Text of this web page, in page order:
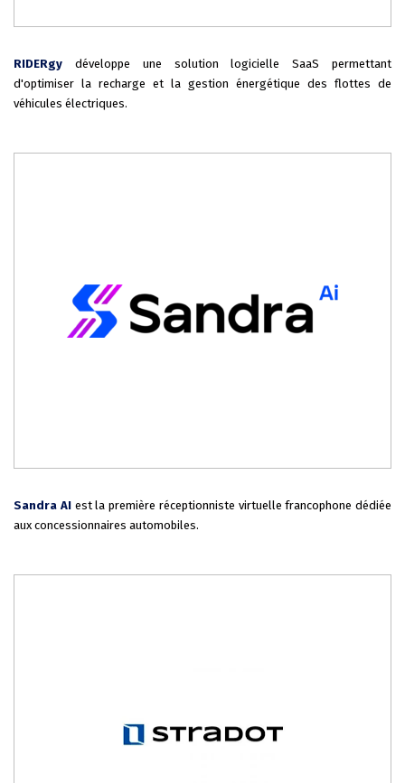
RIDERgy
développe une solution logicielle SaaS permettant
d'optimiser la recharge et la gestion énergétique des flottes de
véhicules électriques.
Sandra AI est la première réceptionniste virtuelle francophone dédiée
aux concessionnaires automobiles.